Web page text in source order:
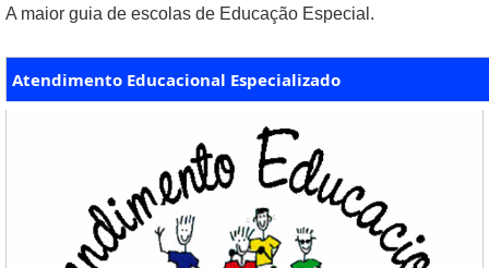
A maior guia de escolas de Educação Especial.
Atendimento Educacional Especializado